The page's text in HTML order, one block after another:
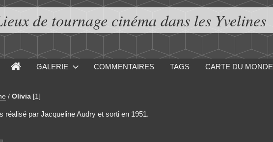
de tournage cinéma dans les Yvelines
GALERIE COMMENTAIRES TAGS CARTE DU MONDE
/ Olivia [1]
réalisé par Jacqueline Audry et sorti en 1951.